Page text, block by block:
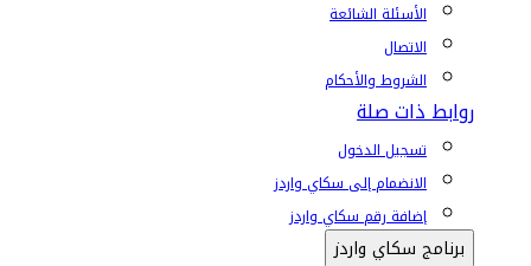
الأسئلة الشائعة
الاتصال
الشروط والأحكام
روابط ذات صلة
تسجيل الدخول
الانضمام إلى سكاي واردز
إضافة رقم سكاي واردز
برنامج سكاي واردز